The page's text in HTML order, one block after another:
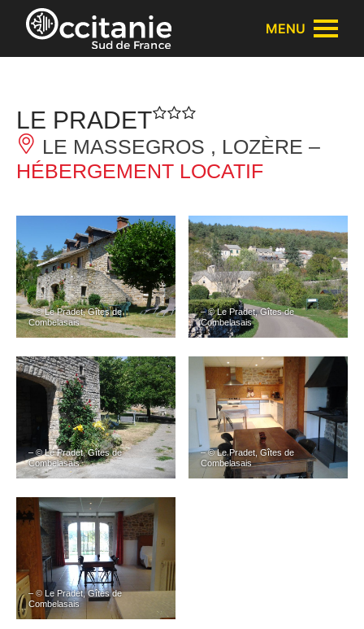
Panneau de gestion des cookies
MENU
LE PRADET
LE MASSEGROS , LOZÈRE –
HÉBERGEMENT LOCATIF
– © Le Pradet, Gîtes de
Combelasais
– © Le Pradet, Gîtes de
Combelasais
– © Le Pradet, Gîtes de
Combelasais
– © Le Pradet, Gîtes de
Combelasais
– © Le Pradet, Gîtes de
Combelasais